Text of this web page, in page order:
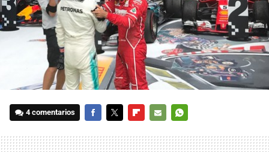
4 comentarios
MAIL